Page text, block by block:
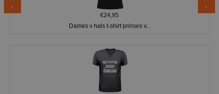
€24,95
Dames v hals t-shirt prinses v...